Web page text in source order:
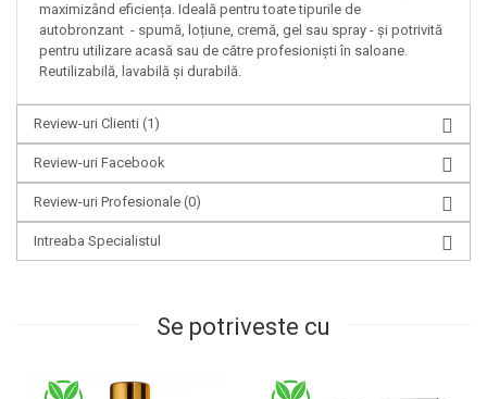
maximizând eficiența. Ideală pentru toate tipurile de
autobronzant - spumă, loțiune, cremă, gel sau spray - și potrivită
pentru utilizare acasă sau de către profesioniști în saloane.
Reutilizabilă, lavabilă și durabilă.
Review-uri Clienti (1)
Review-uri Facebook
Review-uri Profesionale (0)
Intreaba Specialistul
Se potriveste cu